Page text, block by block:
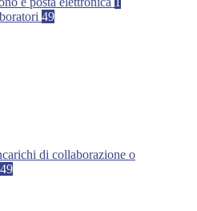
49
di collaborazione o
49